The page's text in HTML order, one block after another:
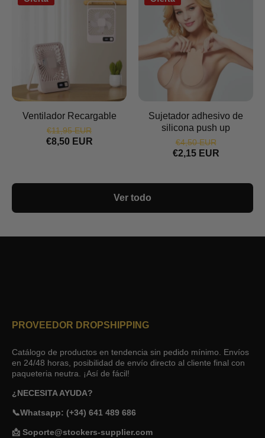
Ventilador Recargable
€11,95 EUR
€8,50 EUR
Sujetador adhesivo de
silicona push up
€4,50 EUR
€2,15 EUR
Ver todo
PROVEEDOR DROPSHIPPING
Catálogo de productos en tendencia sin pedido mínimo. Envíos
en 24/48 horas, posibilidad de envío directo al cliente final con
paqueteria neutra. ¡Así de fácil!
¿NECESITA AYUDA?
📞Whatsapp: (+34) 641 489 686
📩 Soporte@stockers-supplier.com